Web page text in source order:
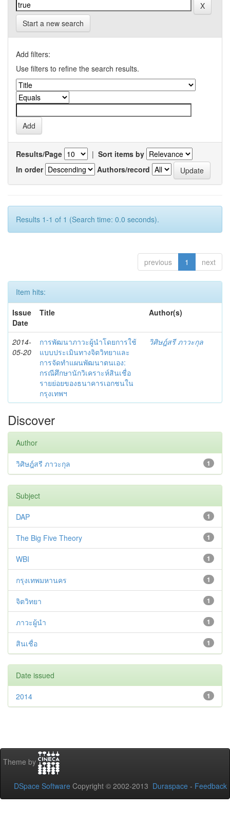
Start a new search
Add filters:
Use filters to refine the search results.
Results/Page | Sort items by
In order
Authors/record
Results 1-1 of 1 (Search time: 0.0 seconds).
previous 1 next
Item hits:
Issue
Date
Title Author(s)
2014-
05-20
การพัฒนาภาวะผู้นำโดยการใช้
แบบประเมินทางจิตวิทยาและ
การจัดทำแผนพัฒนาตนเอง:
กรณีศึกษานักวิเคราะห์สินเชื่อ
รายย่อยของธนาคารเอกชนใน
กรุงเทพฯ
วิศิษฎ์สรี ภาวะกุล
Discover
Author
1
วิศิษฎ์สรี ภาวะกุล
Subject
1
DAP
1
The Big Five Theory
1
WBI
1
กรุงเทพมหานคร
1
จิตวิทยา
1
ภาวะผู้นำ
1
สินเชื่อ
Date issued
1
2014
Theme by
DSpace Software Copyright © 2002-2013 Duraspace - Feedback